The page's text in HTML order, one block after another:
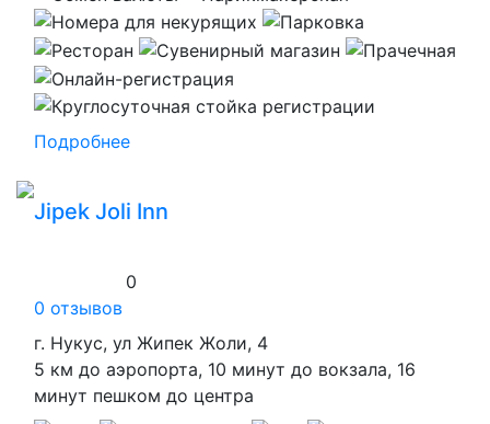
Подробнее
Jipek Joli Inn
0
0 отзывов
г. Нукус, ул Жипек Жоли, 4
5 км до аэропорта, 10 минут до вокзала, 16
минут пешком до центра